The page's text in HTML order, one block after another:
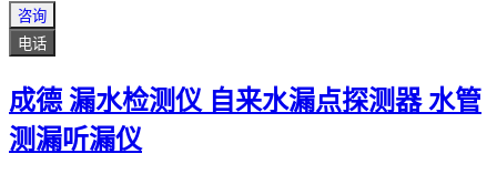
咨询
电话
成德 漏水检测仪 自来水漏点探测器 水管
测漏听漏仪